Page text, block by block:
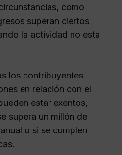
como
superan ciertos
la actividad no está
los contribuyentes
en relación con el
estar exentos,
supera un millón de
o si se cumplen